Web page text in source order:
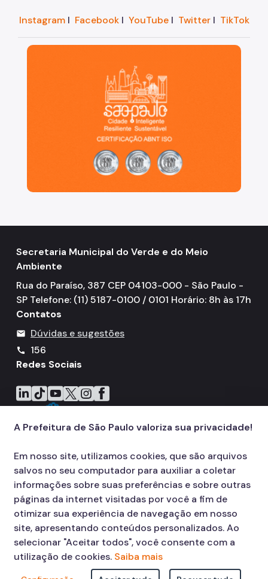
InstagramI FacebookI YouTubeI TwitterI TikTok
São Paulo, cidade inteligente, resiliente e sustentável
Secretaria Municipal do Verde e do Meio
Ambiente
Rua do Paraíso, 387 CEP 04103-000 - São Paulo -
SP Telefone: (11) 5187-0100 / 0101 Horário: 8h às 17h
Contatos
mail Dúvidas e sugestões
call
156
Redes Sociais
Icone do LinkedIn
Icone do TikTok
Icone do YouTube
Icone do X
Icone do Instagram
Icone do Facebook
A Prefeitura de São Paulo valoriza sua privacidade!
Em nosso site, utilizamos cookies, que são arquivos
salvos no seu computador para auxiliar a coletar
informações sobre suas preferências e sobre outras
páginas da internet visitadas por você a fim de
otimizar sua experiência de navegação em nosso
site, apresentando conteúdos personalizados. Ao
selecionar "Aceitar todos", você consente com a
utilização de cookies. Saiba mais